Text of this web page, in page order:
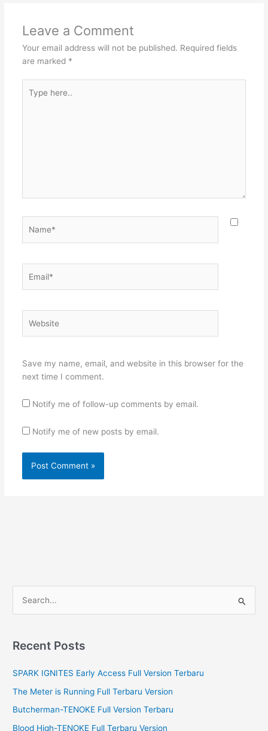
Leave a Comment
Your email address will not be published. Required fields
are marked *
here..
Save my name, email, and website in this browser for the
next time I comment.
Notify me of follow-up comments by email.
Notify me of new posts by email.
r
h
f
o
Recent Posts
SPARK IGNITES Early Access Full Version Terbaru
The Meter is Running Full Terbaru Version
Butcherman-TENOKE Full Version Terbaru
Blood High-TENOKE Full Terbaru Version